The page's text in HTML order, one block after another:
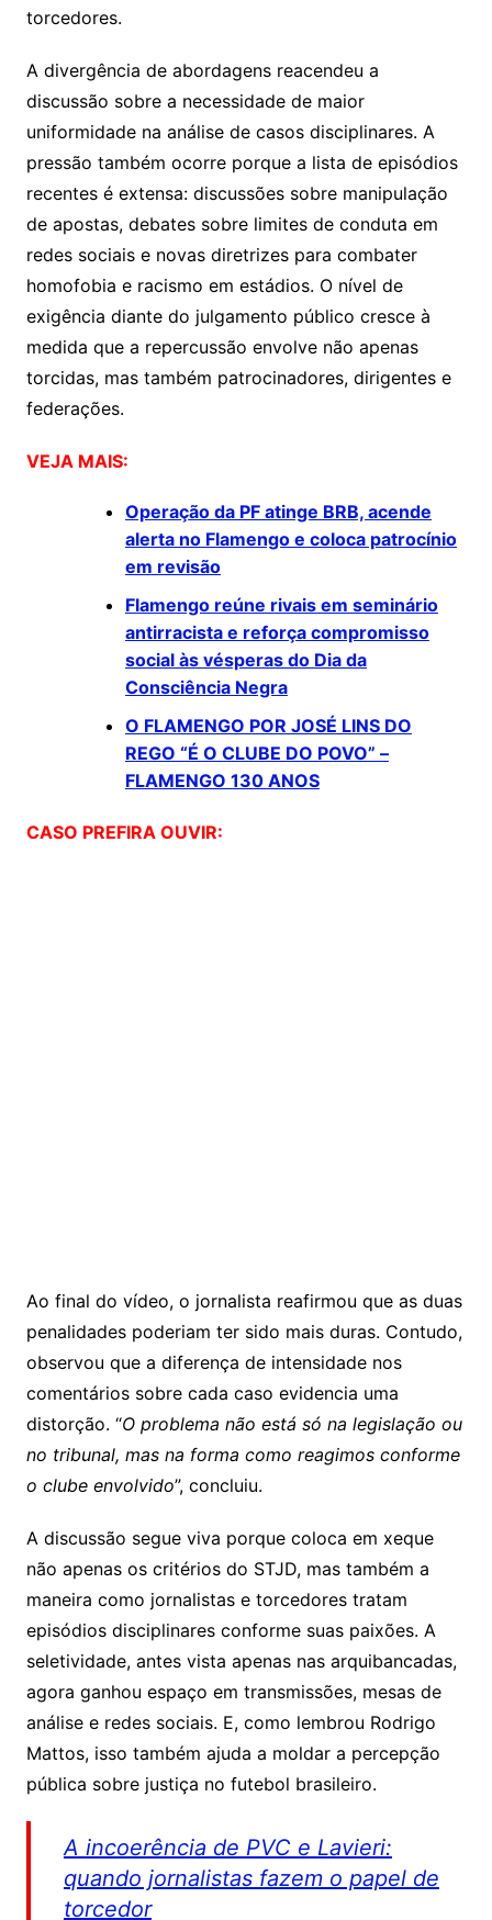
torcedores.
A divergência de abordagens reacendeu a
discussão sobre a necessidade de maior
uniformidade na análise de casos disciplinares. A
pressão também ocorre porque a lista de episódios
recentes é extensa: discussões sobre manipulação
de apostas, debates sobre limites de conduta em
redes sociais e novas diretrizes para combater
homofobia e racismo em estádios. O nível de
exigência diante do julgamento público cresce à
medida que a repercussão envolve não apenas
torcidas, mas também patrocinadores, dirigentes e
federações.
VEJA MAIS:
Operação da PF atinge BRB, acende
alerta no Flamengo e coloca patrocínio
em revisão
Flamengo reúne rivais em seminário
antirracista e reforça compromisso
social às vésperas do Dia da
Consciência Negra
O FLAMENGO POR JOSÉ LINS DO
REGO “É O CLUBE DO POVO” –
FLAMENGO 130 ANOS
CASO PREFIRA OUVIR:
Ao final do vídeo, o jornalista reafirmou que as duas
penalidades poderiam ter sido mais duras. Contudo,
observou que a diferença de intensidade nos
comentários sobre cada caso evidencia uma
distorção. “O problema não está só na legislação ou
no tribunal, mas na forma como reagimos conforme
o clube envolvido”, concluiu.
A discussão segue viva porque coloca em xeque
não apenas os critérios do STJD, mas também a
maneira como jornalistas e torcedores tratam
episódios disciplinares conforme suas paixões. A
seletividade, antes vista apenas nas arquibancadas,
agora ganhou espaço em transmissões, mesas de
análise e redes sociais. E, como lembrou Rodrigo
Mattos, isso também ajuda a moldar a percepção
pública sobre justiça no futebol brasileiro.
A incoerência de PVC e Lavieri:
quando jornalistas fazem o papel de
torcedor